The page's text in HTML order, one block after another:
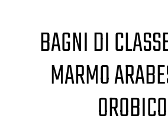
BAGNI DI
MARMO
OROBICO